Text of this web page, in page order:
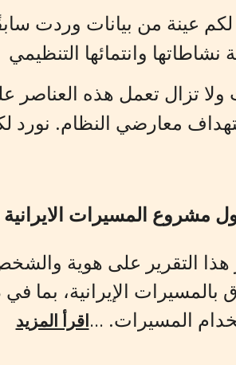
عينة من بيانات وردت
ولا تزال تعمل هذه
معارضي النظام. نورد
مشروع المسيرات
هذا التقرير على هوية
بالمسيرات الإيرانية،
المسيرات. ...اقرأ المزيد